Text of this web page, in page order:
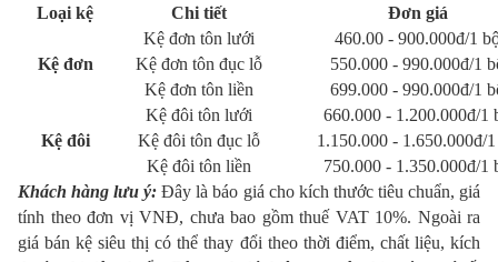
Loại kệ
Chi tiết Đơn giá
Kệ đơn
Kệ đơn tôn lưới
460.00 - 900.000đ/1
Kệ đơn tôn đục lỗ
550.000 - 990.000đ/1
Kệ đơn tôn liền
699.000 - 990.000đ/1
Kệ đôi
Kệ đôi tôn lưới
660.000 - 1.200.000đ/1
Kệ đôi tôn đục lỗ
1.150.000 - 1.650.000đ/
Kệ đôi tôn liền
750.000 - 1.350.000đ/1
Khách hàng lưu ý:Đây là báo giá cho kích thước tiêu chuẩn, giá
tính theo đơn vị VNĐ, chưa bao gồm thuế VAT 10%. Ngoài ra
giá bán kệ siêu thị có thể thay đổi theo thời điểm, chất liệu, kích